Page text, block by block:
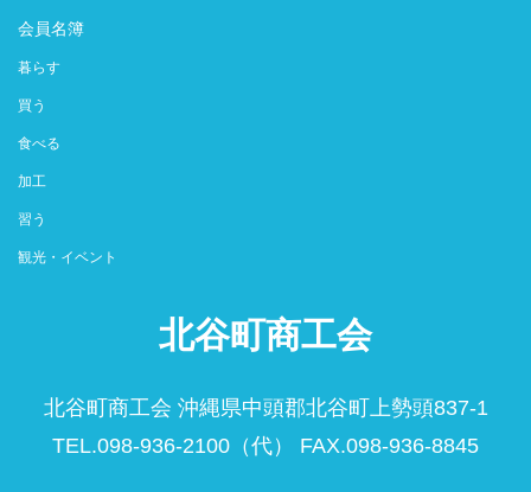
会員名簿
暮らす
買う
食べる
加工
習う
観光・イベント
北谷町商工会
北谷町商工会 沖縄県中頭郡北谷町上勢頭837-1
TEL.098-936-2100（代） FAX.098-936-8845